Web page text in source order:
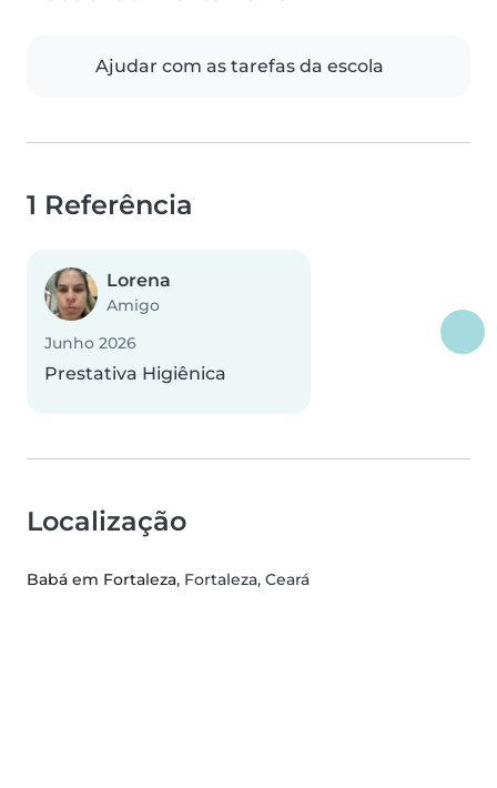
Ajudar com as tarefas da escola
1 Referência
Lorena
Amigo
Junho 2026
Prestativa Higiênica
Localização
Babá em Fortaleza, Fortaleza, Ceará